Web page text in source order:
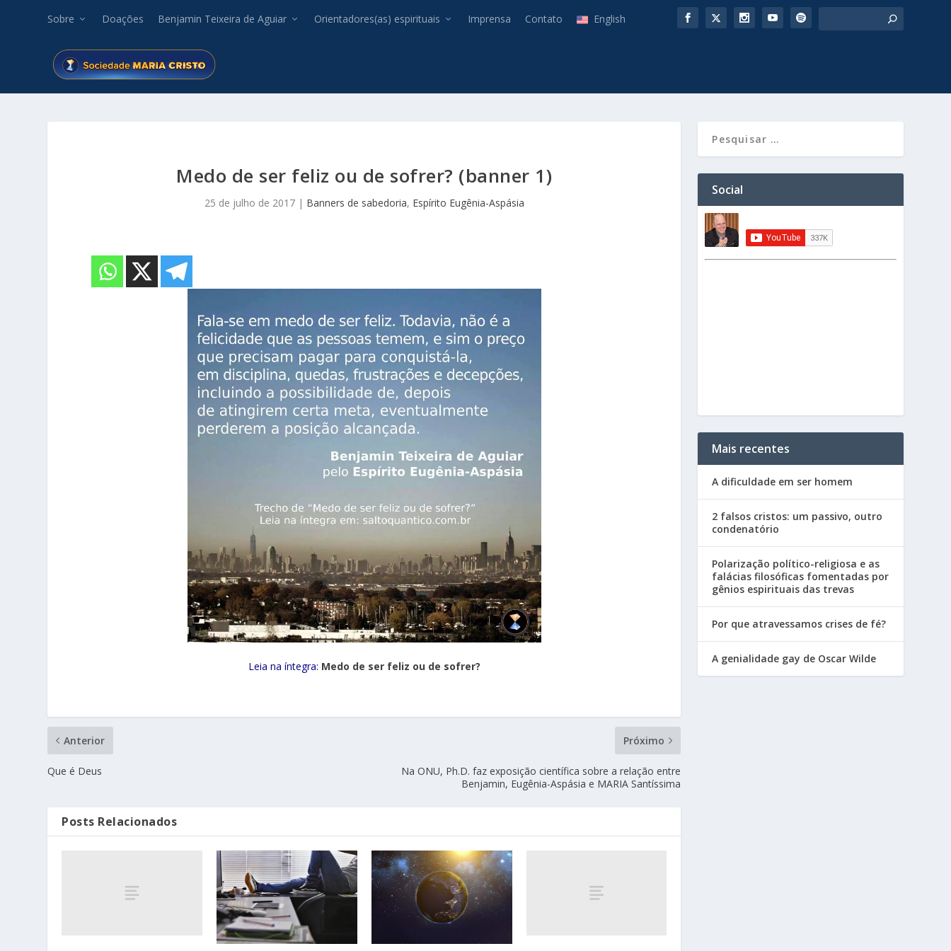
Sobre Doações Benjamin Teixeira de Aguiar Orientadores(as) espirituais Imprensa Contato English
Medo de ser feliz ou de sofrer? (banner 1)
25 de julho de 2017| Banners de sabedoria, Espírito Eugênia-Aspásia
Leia na íntegra: Medo de ser feliz ou de sofrer?
Anterior
Que é Deus
Próximo
Na ONU, Ph.D. faz exposição científica sobre a relação entre
Benjamin, Eugênia-Aspásia e MARIA Santíssima
Posts Relacionados
Social
Mais recentes
A dificuldade em ser homem
2 falsos cristos: um passivo, outro
condenatório
Polarização político-religiosa e as
falácias filosóficas fomentadas por
gênios espirituais das trevas
Por que atravessamos crises de fé?
A genialidade gay de Oscar Wilde